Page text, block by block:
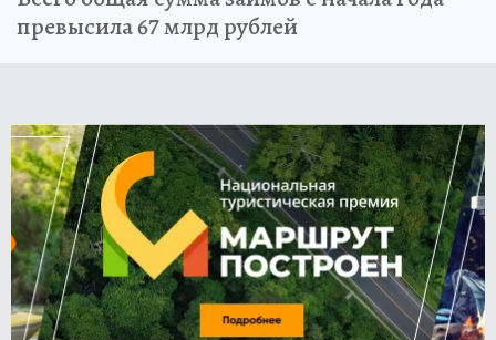
превысила 67 млрд рублей